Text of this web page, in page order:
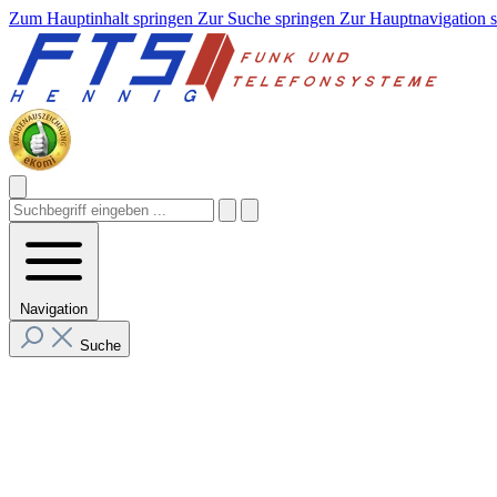
Zum Hauptinhalt springen Zur Suche springen Zur Hauptnavigation
Navigation
Suche